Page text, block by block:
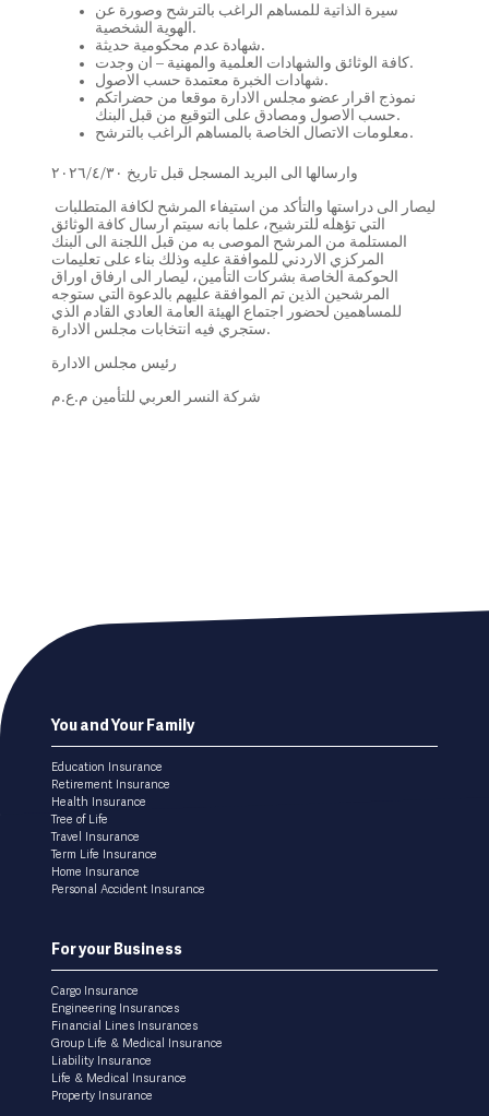
سيرة الذاتية للمساهم الراغب بالترشح وصورة عن
الهوية الشخصية.
شهادة عدم محكومية حديثة.
كافة الوثائق والشهادات العلمية والمهنية – ان وجدت.
شهادات الخبرة معتمدة حسب الاصول.
نموذج اقرار عضو مجلس الادارة موقعا من حضراتكم
حسب الاصول ومصادق على التوقيع من قبل البنك.
معلومات الاتصال الخاصة بالمساهم الراغب بالترشح.
وارسالها الى البريد المسجل قبل تاريخ ٢٠٢٦/٤/٣٠
التي تؤهله للترشيح، علما بانه سيتم ارسال كافة الوثائق
المستلمة من المرشح الموصى به من قبل اللجنة الى البنك
المركزي الاردني للموافقة عليه وذلك بناء على تعليمات
الحوكمة الخاصة بشركات التأمين، ليصار الى ارفاق اوراق
المرشحين الذين تم الموافقة عليهم بالدعوة التي ستوجه
للمساهمين لحضور اجتماع الهيئة العامة العادي القادم الذي
ستجري فيه انتخابات مجلس الادارة.
شركة النسر العربي للتأمين م.ع.م
Footer
menu
You and Your Family
Education Insurance
Retirement Insurance
Health Insurance
Tree of Life
Travel Insurance
Term Life Insurance
Home Insurance
Personal Accident Insurance
For your Business
Cargo Insurance
Engineering Insurances
Financial Lines Insurances
Group Life & Medical Insurance
Liability Insurance
Life & Medical Insurance
Property Insurance